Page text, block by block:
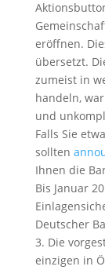
eröffnen.
übersetzt.
zumeist in
handeln,
und
Falls Sie
sollten
Ihnen die
Bis Januar
Deutscher
3. Die
einzigen in